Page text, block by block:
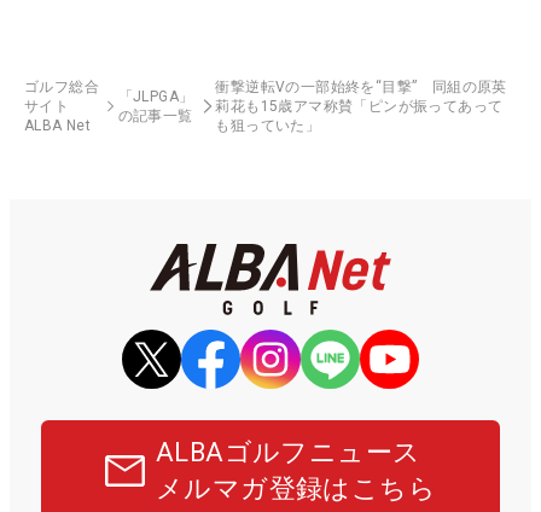
ゴルフ総合
サイト
ALBA Net
「JLPGA」
の記事一覧
衝撃逆転Vの一部始終を“目撃” 同組の原英
莉花も15歳アマ称賛「ピンが振ってあって
も狙っていた」
ALBAゴルフニュース
メルマガ登録はこちら